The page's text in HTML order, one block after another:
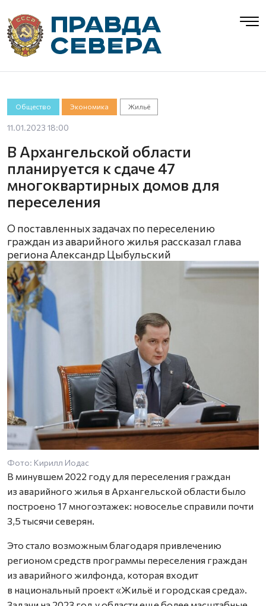
Общество Экономика Жильё
11.01.2023 18:00
В Архангельской области
планируется к сдаче 47
многоквартирных домов для
переселения
О поставленных задачах по переселению
граждан из аварийного жилья рассказал глава
региона Александр Цыбульский
Фото: Кирилл Иодас
В минувшем 2022 году для переселения граждан
из аварийного жилья в Архангельской области было
построено 17 многоэтажек: новоселье справили почти
3,5 тысячи северян.
Это стало возможным благодаря привлечению
регионом средств программы переселения граждан
из аварийного жилфонда, которая входит
в национальный проект «Жильё и городская среда».